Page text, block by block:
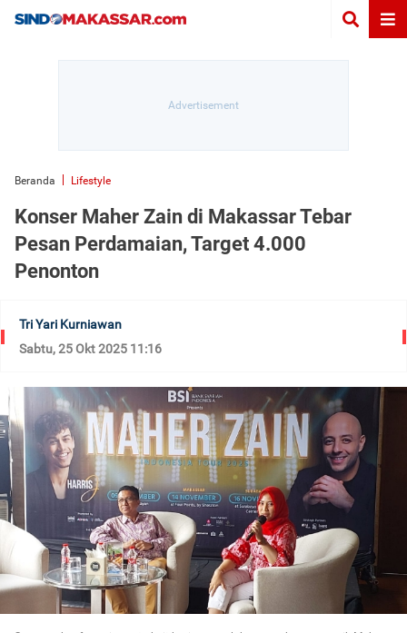
Beranda Lifestyle
Konser Maher Zain di Makassar Tebar
Pesan Perdamaian, Target 4.000
Penonton
Tri Yari Kurniawan
Sabtu, 25 Okt 2025 11:16